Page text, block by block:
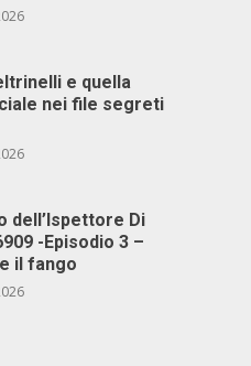
e quella
nei file segreti
dell’Ispettore Di
-Episodio 3 –
il fango